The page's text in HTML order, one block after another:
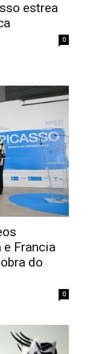
estrea
0
e Francia
do
0